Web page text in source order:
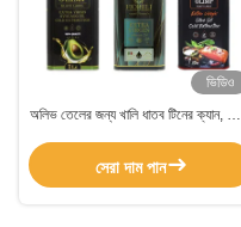
ভিডিও
অলিভ তেলের জন্য খালি ধাতব টিনের ক্যান, খাদ্য
সেরা দাম পান